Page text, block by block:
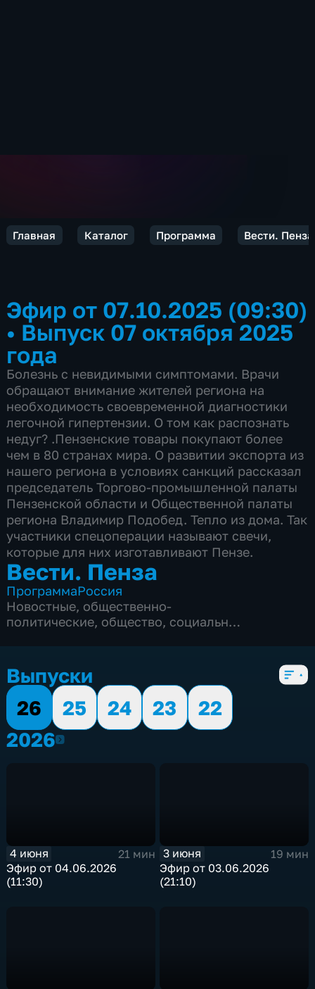
Главная Каталог Программа Вести. Пенза
Эфир от 07.10.2025 (09:30)
• Выпуск 07 октября 2025
года
Болезнь с невидимыми симптомами. Врачи
обращают внимание жителей региона на
необходимость своевременной диагностики
легочной гипертензии. О том как распознать
недуг? .Пензенские товары покупают более
чем в 80 странах мира. О развитии экспорта из
нашего региона в условиях санкций рассказал
председатель Торгово-промышленной палаты
Пензенской области и Общественной палаты
региона Владимир Подобед. Тепло из дома. Так
участники спецоперации называют свечи,
которые для них изготавливают Пензе.
Вести. Пенза
ПрограммаРоссия
Новостные, общественно-
политические, общество, социально-
Выпуски
26
25 24 23
22
20262026
4 июня
21 мин
Эфир от 04.06.2026
(11:30)
3 июня
19 мин
Эфир от 03.06.2026
(21:10)